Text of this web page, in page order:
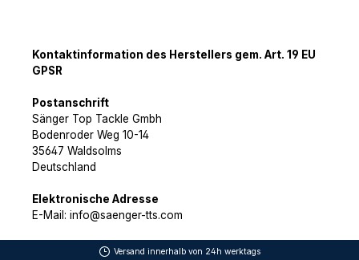
Kontaktinformation des Herstellers gem. Art. 19 EU
GPSR
Postanschrift
Sänger Top Tackle Gmbh
Bodenroder Weg 10-14
35647 Waldsolms
Deutschland
Elektronische Adresse
E-Mail: info@saenger-tts.com
Versand innerhalb von 24h werktags